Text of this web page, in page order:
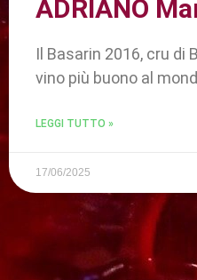
ADRIANO
Il Basarin 2016, cru di
vino più buono al
LEGGI TUTTO »
17/06/2025